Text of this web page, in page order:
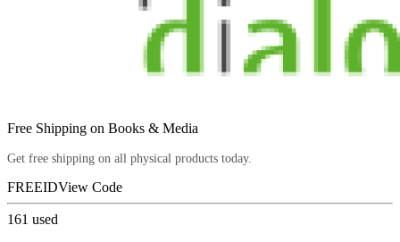
Free Shipping on Books & Media
Get free shipping on all physical products today.
FREEIDView Code
161 used